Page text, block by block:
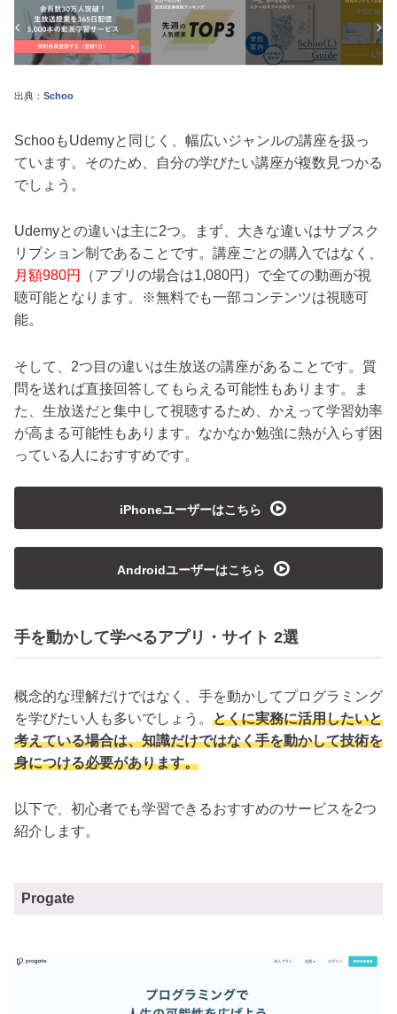
出典： Schoo
SchooもUdemyと同じく、幅広いジャンルの講座を扱っ
ています。そのため、自分の学びたい講座が複数見つかる
でしょう。
Udemyとの違いは主に2つ。まず、大きな違いはサブスク
リプション制であることです。講座ごとの購入ではなく、
月額980円
（アプリの場合は1,080円）で全ての動画が視
聴可能となります。※無料でも一部コンテンツは視聴可
能。
そして、2つ目の違いは生放送の講座があることです。質
問を送れば直接回答してもらえる可能性もあります。ま
た、生放送だと集中して視聴するため、かえって学習効率
が高まる可能性もあります。なかなか勉強に熱が入らず困
っている人におすすめです。
iPhoneユーザーはこちら playmedia
Androidユーザーはこちら playmedia
手を動かして学べるアプリ・サイト 2選
概念的な理解だけではなく、手を動かしてプログラミング
を学びたい人も多いでしょう。 とくに実務に活用したいと
考えている場合は、知識だけではなく手を動かして技術を
身につける必要があります。
以下で、初心者でも学習できるおすすめのサービスを2つ
紹介します。
Progate